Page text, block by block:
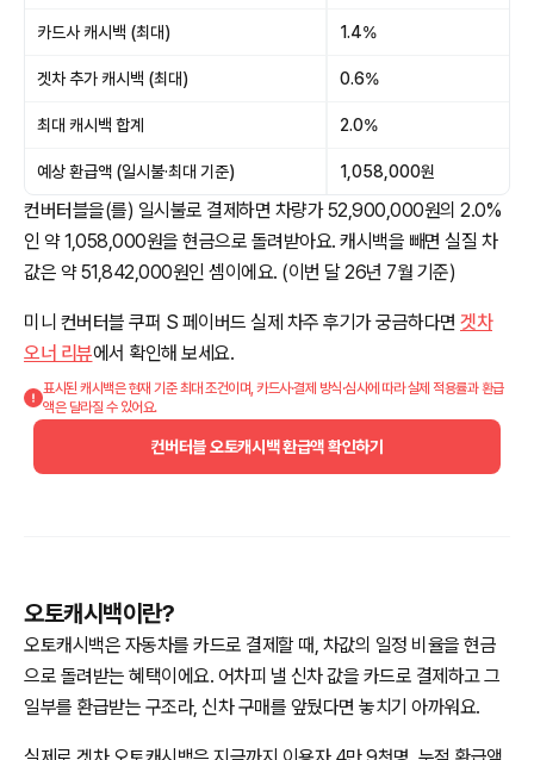
카드사 캐시백 (최대) 1.4%
겟차 추가 캐시백 (최대) 0.6%
최대 캐시백 합계 2.0%
예상 환급액 (일시불·최대 기준) 1,058,000원
컨버터블을(를) 일시불로 결제하면 차량가 52,900,000원의 2.0%
인 약 1,058,000원을 현금으로 돌려받아요. 캐시백을 빼면 실질 차
값은 약 51,842,000원인 셈이에요. (이번 달 26년 7월 기준)
미니 컨버터블 쿠퍼 S 페이버드 실제 차주 후기가 궁금하다면 겟차
오너 리뷰에서 확인해 보세요.
표시된 캐시백은 현재 기준 최대 조건이며, 카드사·결제 방식·심사에 따라 실제 적용률과 환급
액은 달라질 수 있어요.
컨버터블 오토캐시백 환급액 확인하기
오토캐시백이란?
오토캐시백은 자동차를 카드로 결제할 때, 차값의 일정 비율을 현금
으로 돌려받는 혜택이에요. 어차피 낼 신차 값을 카드로 결제하고 그
일부를 환급받는 구조라, 신차 구매를 앞뒀다면 놓치기 아까워요.